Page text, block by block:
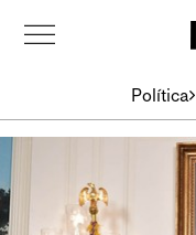
Política